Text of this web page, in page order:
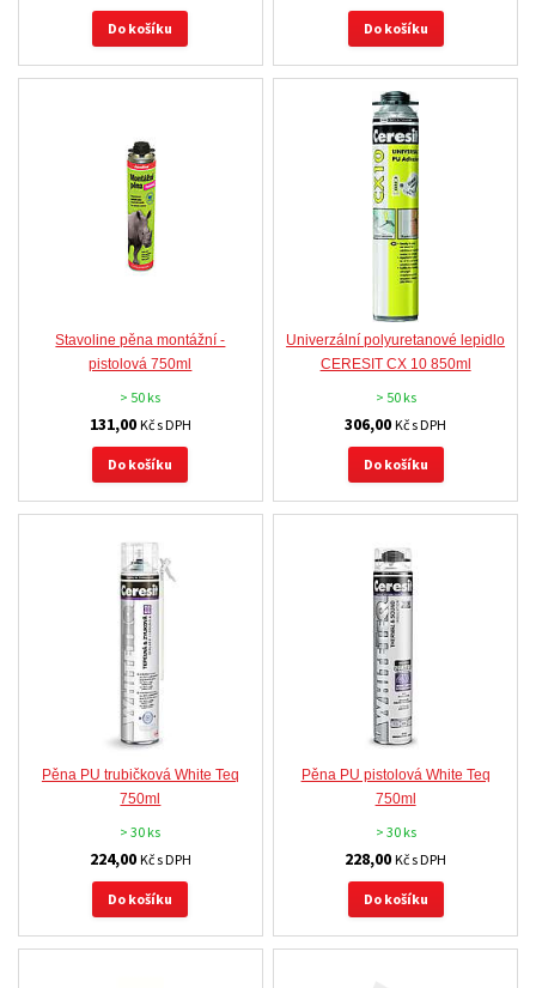
Do košíku Do košíku
Stavoline pěna montážní -
pistolová 750ml
> 50 ks
131,00 Kč s DPH
Do košíku
Univerzální polyuretanové lepidlo
CERESIT CX 10 850ml
> 50 ks
306,00Kč s DPH
Do košíku
Pěna PU trubičková White Teq
750ml
> 30 ks
224,00 Kč s DPH
Do košíku
Pěna PU pistolová White Teq
750ml
> 30 ks
228,00Kč s DPH
Do košíku